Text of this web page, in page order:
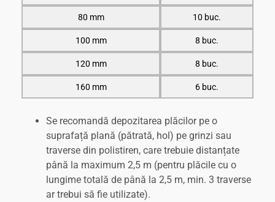
80 mm 10 buc.
100 mm 8 buc.
120 mm 8 buc.
160 mm 6 buc.
Se recomandă depozitarea plăcilor pe o
suprafață plană (pătrată, hol) pe grinzi sau
traverse din polistiren, care trebuie distanțate
până la maximum 2,5 m (pentru plăcile cu o
lungime totală de până la 2,5 m, min. 3 traverse
ar trebui să fie utilizate).